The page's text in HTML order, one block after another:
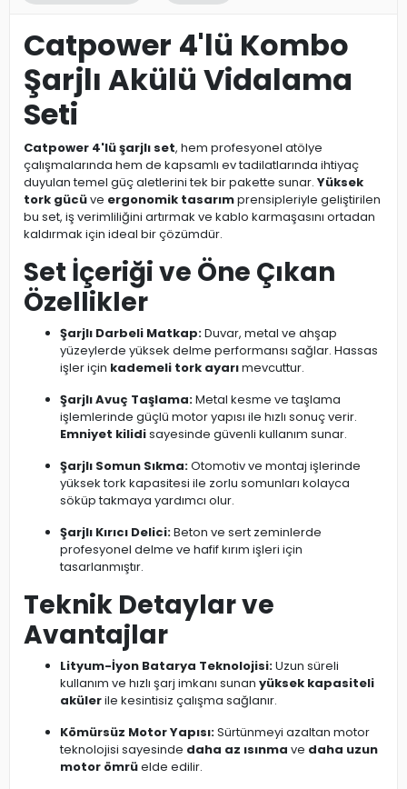
Catpower 4'lü Kombo
Şarjlı Akülü Vidalama
Seti
Catpower 4'lü şarjlı set, hem profesyonel atölye
çalışmalarında hem de kapsamlı ev tadilatlarında ihtiyaç
duyulan temel güç aletlerini tek bir pakette sunar. Yüksek
tork gücüve ergonomik tasarımprensipleriyle geliştirilen
bu set, iş verimliliğini artırmak ve kablo karmaşasını ortadan
kaldırmak için ideal bir çözümdür.
Set İçeriği ve Öne Çıkan
Özellikler
Şarjlı Darbeli Matkap:Duvar, metal ve ahşap
yüzeylerde yüksek delme performansı sağlar. Hassas
işler için kademeli tork ayarımevcuttur.
Şarjlı Avuç Taşlama:Metal kesme ve taşlama
işlemlerinde güçlü motor yapısı ile hızlı sonuç verir.
Emniyet kilidisayesinde güvenli kullanım sunar.
Şarjlı Somun Sıkma:Otomotiv ve montaj işlerinde
yüksek tork kapasitesi ile zorlu somunları kolayca
söküp takmaya yardımcı olur.
Şarjlı Kırıcı Delici:Beton ve sert zeminlerde
profesyonel delme ve hafif kırım işleri için
tasarlanmıştır.
Teknik Detaylar ve
Avantajlar
Lityum-İyon Batarya Teknolojisi:Uzun süreli
kullanım ve hızlı şarj imkanı sunan yüksek kapasiteli
akülerile kesintisiz çalışma sağlanır.
Kömürsüz Motor Yapısı:Sürtünmeyi azaltan motor
teknolojisi sayesinde daha az ısınma ve daha uzun
motor ömrüelde edilir.